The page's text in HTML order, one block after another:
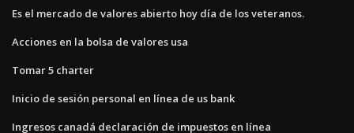
Es el mercado de valores abierto hoy día de los veteranos.
Acciones en la bolsa de valores usa
Tomar 5 charter
Inicio de sesión personal en línea de us bank
Ingresos canadá declaración de impuestos en línea